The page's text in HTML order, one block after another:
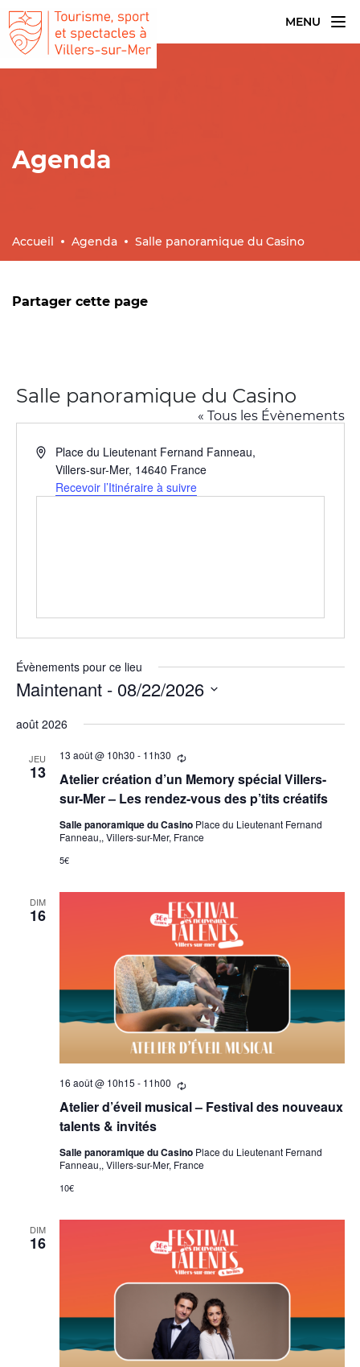
MENU
Accueil Agenda Salle panoramique du Casino
Agenda
Partager cette page
Salle panoramique du Casino
« Tous les Évènements
AdressePlace du Lieutenant Fernand Fanneau,
Villers-sur-Mer, 14640 France
Recevoir l’Itinéraire à suivre
Évènements pour ce lieu
Maintenant - 08/22/2026
une
date.
août 2026
JEU
13
Atelier création d’un Memory spécial Villers-
sur-Mer – Les rendez-vous des p’tits créatifs
13 août @ 10h30 - 11h30
Se
Salle panoramique du Casino Place du Lieutenant Fernand
Fanneau,, Villers-sur-Mer, France
5€
DIM
16
Atelier d’éveil musical – Festival des nouveaux
talents & invités
16 août @ 10h15 - 11h00
Se
Salle panoramique du Casino Place du Lieutenant Fernand
Fanneau,, Villers-sur-Mer, France
10€
DIM
16